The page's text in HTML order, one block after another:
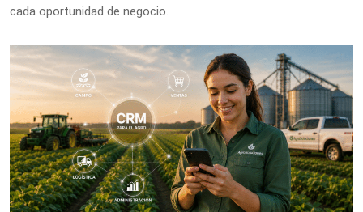
cada oportunidad de negocio.